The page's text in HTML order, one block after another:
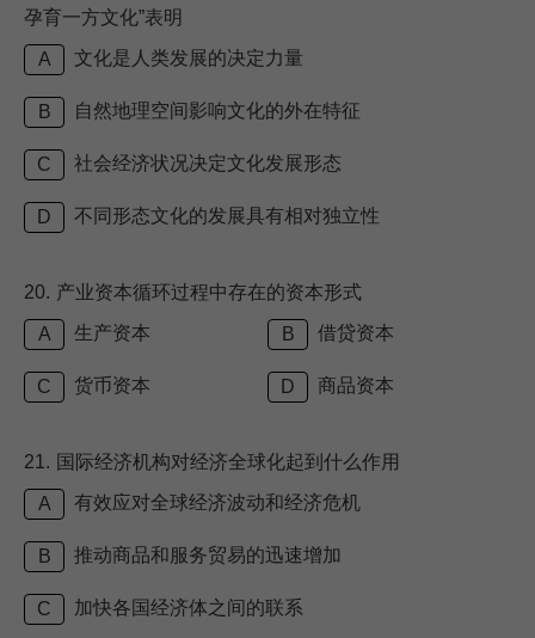
孕育一方文化”表明
A 文化是人类发展的决定力量
B 自然地理空间影响文化的外在特征
C 社会经济状况决定文化发展形态
D 不同形态文化的发展具有相对独立性
20. 产业资本循环过程中存在的资本形式
A 生产资本 B 借贷资本
C 货币资本 D 商品资本
21. 国际经济机构对经济全球化起到什么作用
A 有效应对全球经济波动和经济危机
B 推动商品和服务贸易的迅速增加
C 加快各国经济体之间的联系